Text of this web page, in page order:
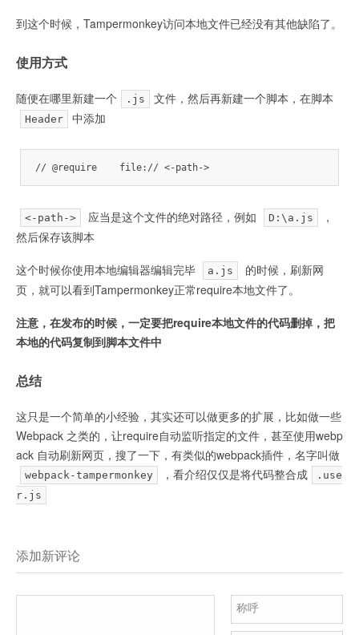
到这个时候，Tampermonkey访问本地文件已经没有其他缺陷了。
使用方式
随便在哪里新建一个 .js 文件，然后再新建一个脚本，在脚本
Header 中添加
// @require    file:// <-path->
<-path-> 应当是这个文件的绝对路径，例如 D:\a.js
，
然后保存该脚本
这个时候你使用本地编辑器编辑完毕 a.js
的时候，刷新网
页，就可以看到Tampermonkey正常require本地文件了。
注意，在发布的时候，一定要把require本地文件的代码删掉，把
本地的代码复制到脚本文件中
总结
这只是一个简单的小经验，其实还可以做更多的扩展，比如做一些
Webpack 之类的，让require自动监听指定的文件，甚至使用webp
ack 自动刷新网页，搜了一下，有类似的webpack插件，名字叫做
webpack-tampermonkey ，看介绍仅仅是将代码整合成
.use
r.js
添加新评论
称呼